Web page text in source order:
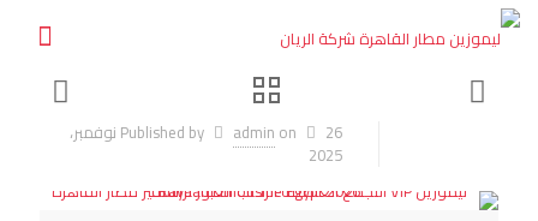
Published by admin on 26 نوفمبر،
2025